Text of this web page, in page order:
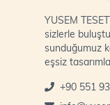
YUSEM
sizlerle
sunduğumuz
eşsiz
+90 551